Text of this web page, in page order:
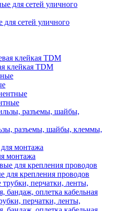
сетей уличного
клейкая TDM
разъемы, шайбы, клеммы,
монтажа
для крепления проводов
перчатки, ленты,